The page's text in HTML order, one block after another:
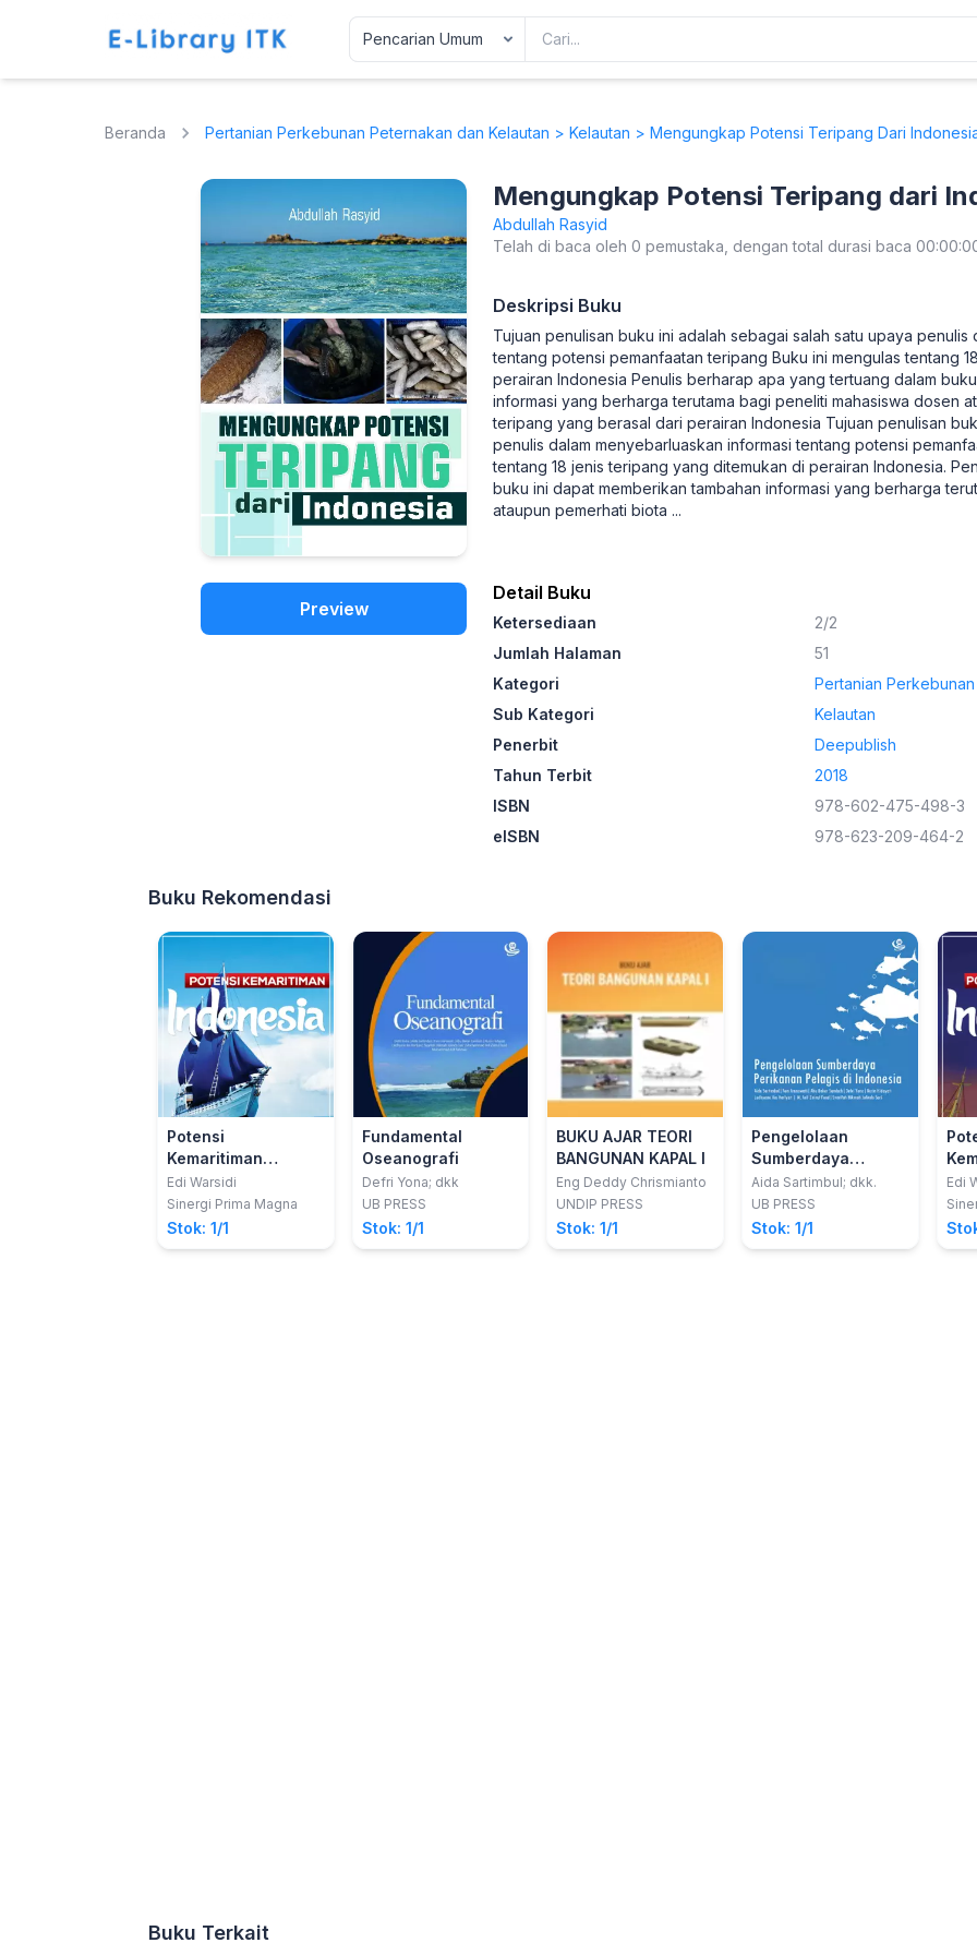
Beranda Pertanian Perkebunan Peternakan dan Kelautan > Kelautan > Mengungkap Potensi Teripang Dari
Preview
Mengungkap Potensi Teripang dari
Abdullah Rasyid
Telah di baca oleh 0 pemustaka, dengan total durasi baca
Deskripsi Buku
Tujuan penulisan buku ini adalah sebagai salah satu upaya penulis
tentang potensi pemanfaatan teripang Buku ini mengulas tentang
perairan Indonesia Penulis berharap apa yang tertuang dalam
informasi yang berharga terutama bagi peneliti mahasiswa dosen
teripang yang berasal dari perairan Indonesia Tujuan penulisan
penulis dalam menyebarluaskan informasi tentang potensi
tentang 18 jenis teripang yang ditemukan di perairan Indonesia.
buku ini dapat memberikan tambahan informasi yang berharga
ataupun pemerhati biota ...
Detail Buku
Ketersediaan
2/2
Jumlah Halaman
51
Kategori
Pertanian
Sub Kategori
Kelautan
Penerbit
Deepublish
Tahun Terbit
2018
ISBN
978-602-475-498-3
eISBN
978-623-209-464-2
Buku Rekomendasi
Potensi
Kemaritiman
Indonesia : Sejarah
Kebaharian
Indonesia
Edi Warsidi
Sinergi Prima Magna
Stok: 1/1
Fundamental
Oseanografi
Defri Yona; dkk
UB PRESS
Stok: 1/1
BUKU AJAR TEORI
BANGUNAN KAPAL I
Eng Deddy Chrismianto
UNDIP PRESS
Stok: 1/1
Pengelolaan
Sumberdaya
Perikanan Pelagis
Aida Sartimbul; dkk.
UB PRESS
Stok: 1/1
Edi
Buku Terkait